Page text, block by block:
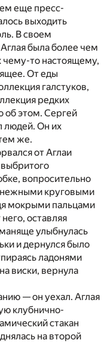
еще пресс-
выходить
В своем
была более чем
чему-то настоящему,
От еды
галстуков,
редких
об этом. Сергей
людей. Он их
же.
от Аглаи
вопросительно
круговыми
мокрыми пальцами
оставляя
улыбнулась
и дернулся было
ладонями
виски, вернула
— он уехал. Аглая
клубнично-
стакан
на второй